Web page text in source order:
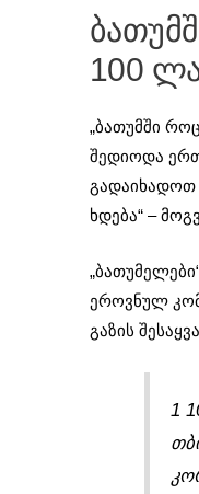
100
„ბათუმში
შედიოდა
გადაიხადოთ
ხდება“ –
ეროვნულ
გაზის
1